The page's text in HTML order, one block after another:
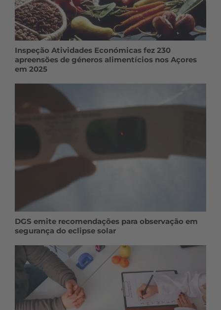
Inspeção Atividades Económicas fez 230
apreensões de géneros alimentícios nos Açores
em 2025
DGS emite recomendações para observação em
segurança do eclipse solar